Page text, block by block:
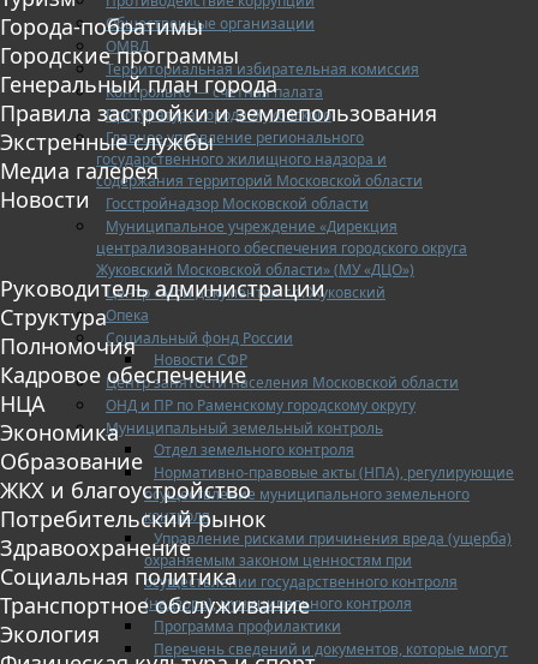
Общественные организации
ОМВД
Территориальная избирательная комиссия
Контрольно — счетная палата
Прокуратура города Жуковского
Главное управление регионального
государственного жилищного надзора и
содержания территорий Московской области
Госстройнадзор Московской области
Муниципальное учреждение «Дирекция
централизованного обеспечения городского округа
Жуковский Московской области» (МУ «ДЦО»)
Центр «Мои документы» г.о. Жуковский
Опека
Социальный фонд России
Новости СФР
Центр занятости населения Московской области
ОНД и ПР по Раменскому городскому округу
Муниципальный земельный контроль
Отдел земельного контроля
Нормативно-правовые акты (НПА), регулирующие
осуществление муниципального земельного
контроля
Управление рисками причинения вреда (ущерба)
охраняемым законом ценностям при
осуществлении государственного контроля
(надзора), муниципального контроля
Программа профилактики
Перечень сведений и документов, которые могут
Города-побратимы
Городские программы
Генеральный план города
Правила застройки и землепользования
Экстренные службы
Медиа галерея
Новости
Руководитель администрации
Структура
Полномочия
Кадровое обеспечение
НЦА
Экономика
Образование
ЖКХ и благоустройство
Потребительский рынок
Здравоохранение
Социальная политика
Транспортное обслуживание
Экология